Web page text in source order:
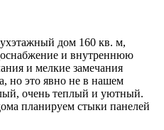
дом 160 кв. м,
и внутреннюю
и мелкие замечания
но это явно не в нашем
очень теплый и уютный.
планируем стыки панелей